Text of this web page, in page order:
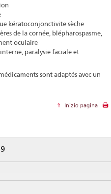
kératoconjonctivite sèche
de la cornée, blépharospasme,
oculaire
paralysie faciale et
sont adaptés avec un
Inizio pagina